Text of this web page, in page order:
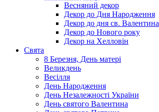
Весняний декор
Декор до Дня Народження
Декор до дня св. Валентина
Декор до Нового року
Декор на Хелловін
Свята
8 Березня, День матері
Великдень
Весілля
День Народження
День Незалежності України
День святого Валентина